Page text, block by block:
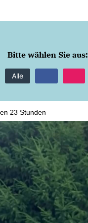
Bitte wählen Sie aus:
Alle
23 Stunden